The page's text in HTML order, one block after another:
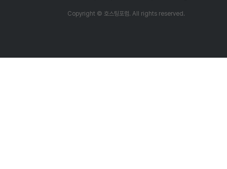
Copyright © 호스팅포럼. All rights reserved.